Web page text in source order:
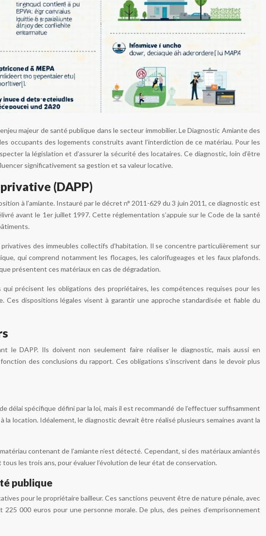
majeur de santé publique dans le secteur immobilier. Le Diagnostic Amiante des
occupants des logements construits avant l’interdiction de ce matériau. Pour les
la législation et d’assurer la sécurité des locataires. Ce diagnostic, loin d’être
significativement sa gestion et sa valeur locative.
(DAPP)
à l’amiante. Instauré par le décret n° 2011-629 du 3 juin 2011, ce diagnostic est
avant le 1er juillet 1997. Cette réglementation s’appuie sur le Code de la santé
des immeubles collectifs d’habitation. Il se concentre particulièrement sur
qui comprend notamment les flocages, les calorifugeages et les faux plafonds.
présentent ces matériaux en cas de dégradation.
précisent les obligations des propriétaires, les compétences requises pour les
Ces dispositions légales visent à garantir une approche standardisée et fiable du
le DAPP. Ils doivent non seulement faire réaliser le diagnostic, mais aussi en
des conclusions du rapport. Ces obligations s’inscrivent dans le devoir plus
délai spécifique défini par la loi, mais il est recommandé de l’effectuer suffisamment
location. Idéalement, le diagnostic devrait être réalisé plusieurs semaines avant la
contenant de l’amiante n’est détecté. Cependant, si des matériaux amiantés
les trois ans, pour évaluer l’évolution de leur état de conservation.
publique
pour le propriétaire bailleur. Ces sanctions peuvent être de nature pénale, avec
000 euros pour une personne morale. De plus, des peines d’emprisonnement